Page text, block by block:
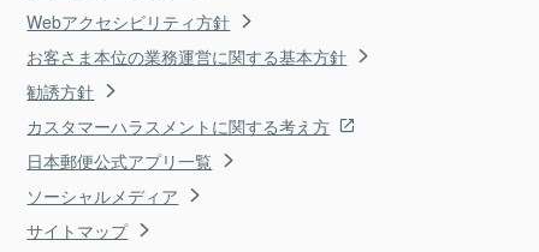
Webアクセシビリティ方針
お客さま本位の業務運営に関する基本方針
勧誘方針
カスタマーハラスメントに関する考え方
日本郵便公式アプリ一覧
ソーシャルメディア
サイトマップ